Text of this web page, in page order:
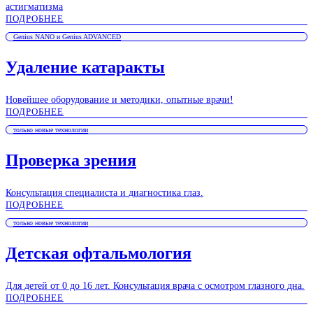
астигматизма
ПОДРОБНЕЕ
Genius NANO и Genius ADVANCED
Удаление катаракты
Новейшее оборудование и методики, опытные врачи!
ПОДРОБНЕЕ
только новые технологии
Проверка зрения
Консультация специалиста и диагностика глаз.
ПОДРОБНЕЕ
только новые технологии
Детская офтальмология
Для детей от 0 до 16 лет. Консультация врача с осмотром глазного дна.
ПОДРОБНЕЕ